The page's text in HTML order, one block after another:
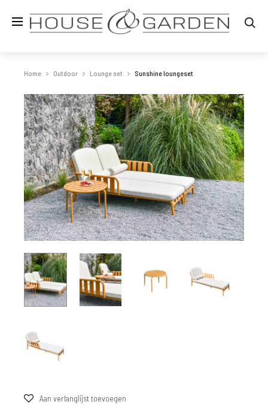
Home Outdoor Lounge set Sunshine loungeset
Aan verlanglijst toevoegen